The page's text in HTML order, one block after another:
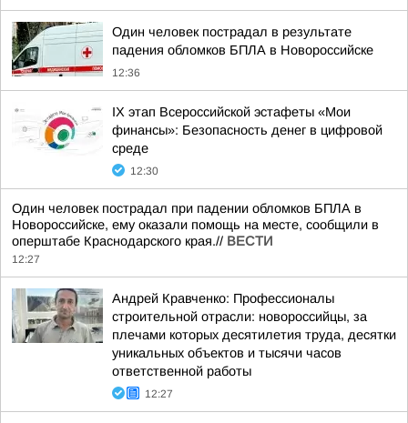
Один человек пострадал в результате
падения обломков БПЛА в Новороссийске
12:36
IX этап Всероссийской эстафеты «Мои
финансы»: Безопасность денег в цифровой
среде
12:30
Один человек пострадал при падении обломков БПЛА в
Новороссийске, ему оказали помощь на месте, сообщили в
оперштабе Краснодарского края.// ВЕСТИ
12:27
Андрей Кравченко: Профессионалы
строительной отрасли: новороссийцы, за
плечами которых десятилетия труда, десятки
уникальных объектов и тысячи часов
ответственной работы
12:27